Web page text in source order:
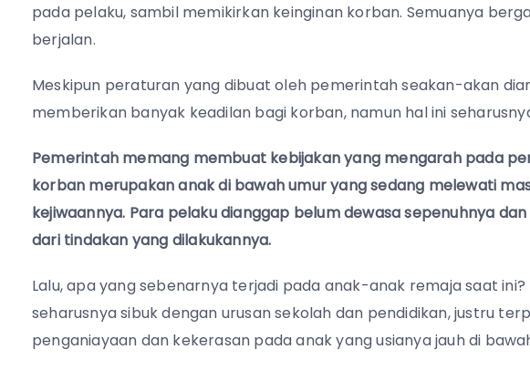
pada pelaku, sambil memikirkan keinginan korban. Semuanya
berjalan.
Meskipun peraturan yang dibuat oleh pemerintah seakan-akan
memberikan banyak keadilan bagi korban, namun hal ini
Pemerintah memang membuat kebijakan yang mengarah pada
korban merupakan anak di bawah umur yang sedang melewati
kejiwaannya. Para pelaku dianggap belum dewasa sepenuhnya
dari tindakan yang dilakukannya.
Lalu, apa yang sebenarnya terjadi pada anak-anak remaja saat
seharusnya sibuk dengan urusan sekolah dan pendidikan, justru
penganiayaan dan kekerasan pada anak yang usianya jauh di